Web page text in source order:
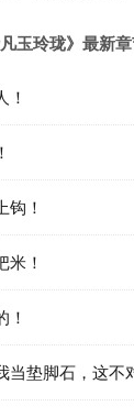
凡玉玲珑》最新
！
钩！
米！
！
当垫脚石，这不